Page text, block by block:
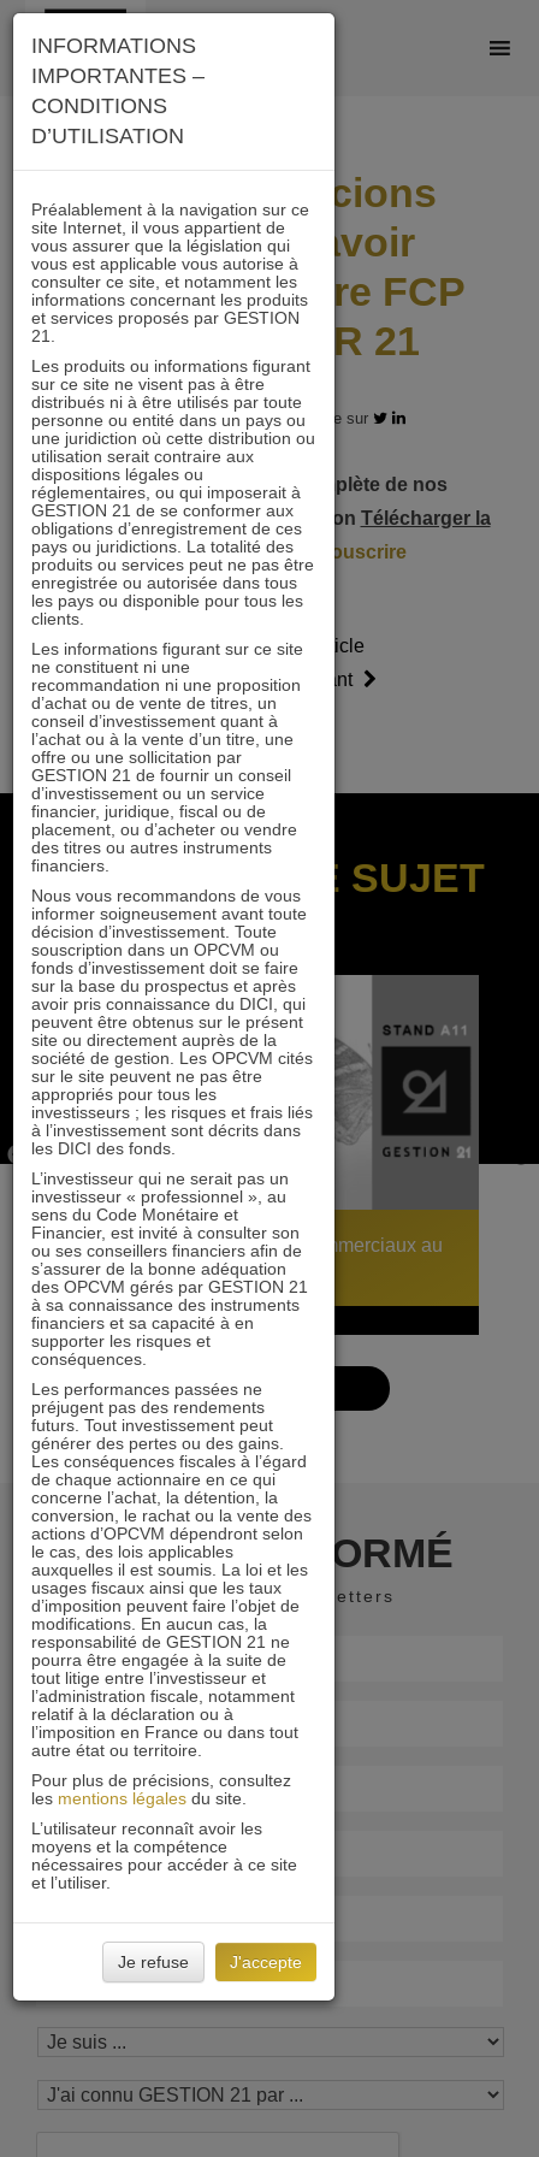
Skip
content
Nous remercions
AGEAS d’avoir
référencé notre FCP
IMMOBILIER 21
31.05.2018 - Partagez l'article sur
Pour connaître la liste complète de nos
plateformes, cliquer sur le bouton Télécharger la
listede notre onglet Souscrire
Article
précédent
Article
suivant
SUR LE MÊME SUJET
Retrouvez nos gérants et commerciaux au
salon Patrimonia (stand A11)
09 juillet 2026
VOIR PLUS
RESTER INFORMÉ
Recevoir nos newsletters
INFORMATIONS
IMPORTANTES –
CONDITIONS
D’UTILISATION
Préalablement à la navigation sur ce
site Internet, il vous appartient de
vous assurer que la législation qui
vous est applicable vous autorise à
consulter ce site, et notamment les
informations concernant les produits
et services proposés par GESTION
21.
Les produits ou informations figurant
sur ce site ne visent pas à être
distribués ni à être utilisés par toute
personne ou entité dans un pays ou
une juridiction où cette distribution ou
utilisation serait contraire aux
dispositions légales ou
réglementaires, ou qui imposerait à
GESTION 21 de se conformer aux
obligations d’enregistrement de ces
pays ou juridictions. La totalité des
produits ou services peut ne pas être
enregistrée ou autorisée dans tous
les pays ou disponible pour tous les
clients.
Les informations figurant sur ce site
ne constituent ni une
recommandation ni une proposition
d’achat ou de vente de titres, un
conseil d’investissement quant à
l’achat ou à la vente d’un titre, une
offre ou une sollicitation par
GESTION 21 de fournir un conseil
d’investissement ou un service
financier, juridique, fiscal ou de
placement, ou d’acheter ou vendre
des titres ou autres instruments
financiers.
Nous vous recommandons de vous
informer soigneusement avant toute
décision d’investissement. Toute
souscription dans un OPCVM ou
fonds d’investissement doit se faire
sur la base du prospectus et après
avoir pris connaissance du DICI, qui
peuvent être obtenus sur le présent
site ou directement auprès de la
société de gestion. Les OPCVM cités
sur le site peuvent ne pas être
appropriés pour tous les
investisseurs ; les risques et frais liés
à l’investissement sont décrits dans
les DICI des fonds.
L’investisseur qui ne serait pas un
investisseur « professionnel », au
sens du Code Monétaire et
Financier, est invité à consulter son
ou ses conseillers financiers afin de
s’assurer de la bonne adéquation
des OPCVM gérés par GESTION 21
à sa connaissance des instruments
financiers et sa capacité à en
supporter les risques et
conséquences.
Les performances passées ne
préjugent pas des rendements
futurs. Tout investissement peut
générer des pertes ou des gains.
Les conséquences fiscales à l’égard
de chaque actionnaire en ce qui
concerne l’achat, la détention, la
conversion, le rachat ou la vente des
actions d’OPCVM dépendront selon
le cas, des lois applicables
auxquelles il est soumis. La loi et les
usages fiscaux ainsi que les taux
d’imposition peuvent faire l’objet de
modifications. En aucun cas, la
responsabilité de GESTION 21 ne
pourra être engagée à la suite de
tout litige entre l’investisseur et
l’administration fiscale, notamment
relatif à la déclaration ou à
l’imposition en France ou dans tout
autre état ou territoire.
Pour plus de précisions, consultez
les mentions légales du site.
L’utilisateur reconnaît avoir les
moyens et la compétence
nécessaires pour accéder à ce site
et l’utiliser.
Je refuse J'accepte